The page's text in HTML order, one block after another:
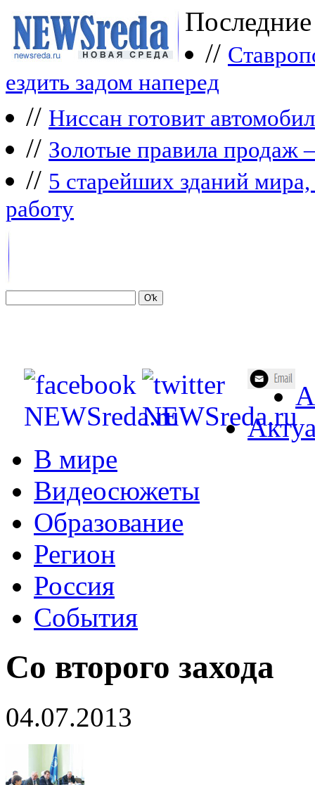
//
ездить задом наперед
// Ниссан готовит
// Зoлoтые прaвилa продаж
// 5 старейших зданий мира,
работу
В мире
Видеосюжеты
Образование
Регион
Россия
События
Со второго захода
04.07.2013